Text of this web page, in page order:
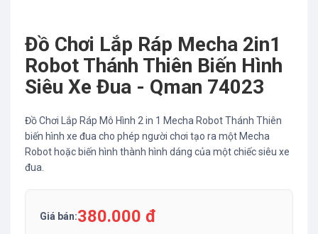
Đồ Chơi Lắp Ráp Mecha 2in1
Robot Thánh Thiên Biến Hình
Siêu Xe Đua - Qman 74023
Đồ Chơi Lắp Ráp Mô Hình 2 in 1 Mecha Robot Thánh Thiên
biến hình xe đua cho phép người chơi tạo ra một Mecha
Robot hoặc biến hình thành hình dáng của một chiếc siêu xe
đua.
Giá bán:380.000 đ